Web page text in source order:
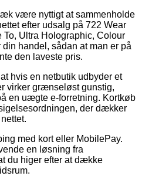
være nyttigt at sammenholde
efter udsalg på 722 Wear
Ultra Holographic, Colour
handel, sådan at man er på
den laveste pris.
hvis en netbutik udbyder et
virker grænseløst gunstig,
en uægte e-forretning. Kortkøb
der dækker
med kort eller MobilePay.
en løsning fra
du higer efter at dække